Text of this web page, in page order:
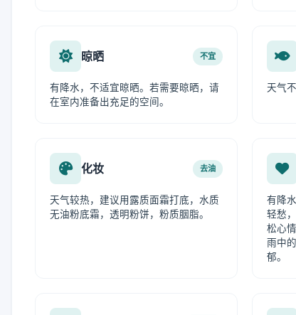
晾晒 不宜
有降水，不适宜晾晒。若需要晾晒，请
在室内准备出充足的空间。
天气
化妆 去油
天气较热，建议用露质面霜打底，水质
无油粉底霜，透明粉饼，粉质胭脂。
有降
轻愁
松心
雨中
郁。